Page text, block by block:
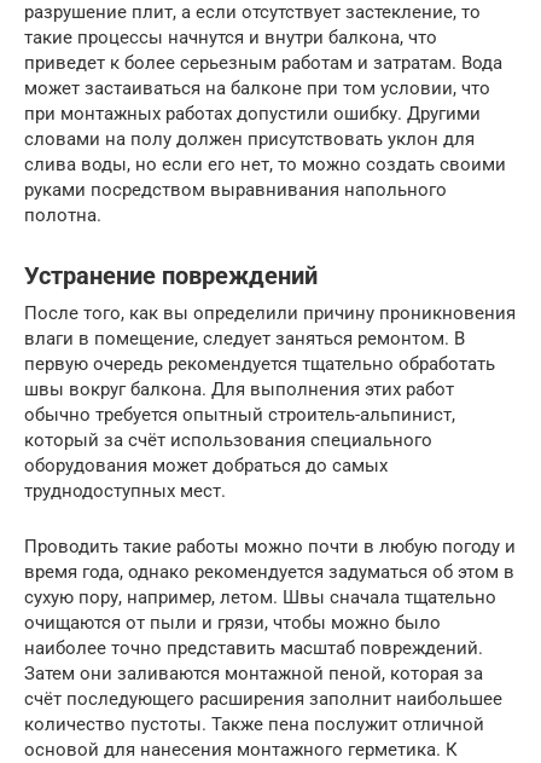
разрушение плит, а если отсутствует застекление, то
такие процессы начнутся и внутри балкона, что
приведет к более серьезным работам и затратам. Вода
может застаиваться на балконе при том условии, что
при монтажных работах допустили ошибку. Другими
словами на полу должен присутствовать уклон для
слива воды, но если его нет, то можно создать своими
руками посредством выравнивания напольного
полотна.
Устранение повреждений
После того, как вы определили причину проникновения
влаги в помещение, следует заняться ремонтом. В
первую очередь рекомендуется тщательно обработать
швы вокруг балкона. Для выполнения этих работ
обычно требуется опытный строитель-альпинист,
который за счёт использования специального
оборудования может добраться до самых
труднодоступных мест.
Проводить такие работы можно почти в любую погоду и
время года, однако рекомендуется задуматься об этом в
сухую пору, например, летом. Швы сначала тщательно
очищаются от пыли и грязи, чтобы можно было
наиболее точно представить масштаб повреждений.
Затем они заливаются монтажной пеной, которая за
счёт последующего расширения заполнит наибольшее
количество пустоты. Также пена послужит отличной
основой для нанесения монтажного герметика. К